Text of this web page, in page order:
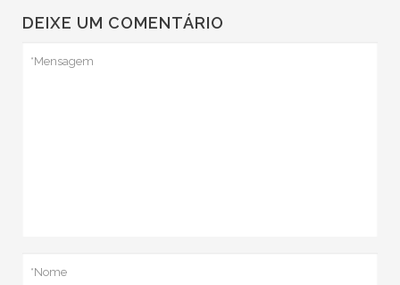
DEIXE UM COMENTÁRIO